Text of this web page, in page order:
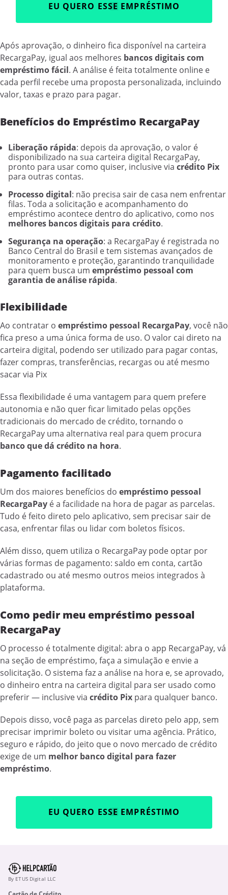
EU QUERO ESSE EMPRÉSTIMO
Após aprovação, o dinheiro fica disponível na carteira
RecargaPay, igual aos melhores bancos digitais com
empréstimo fácil. A análise é feita totalmente online e
cada perfil recebe uma proposta personalizada, incluindo
valor, taxas e prazo para pagar.
Benefícios do Empréstimo RecargaPay
Liberação rápida: depois da aprovação, o valor é
disponibilizado na sua carteira digital RecargaPay,
pronto para usar como quiser, inclusive via crédito Pix
para outras contas.
Processo digital: não precisa sair de casa nem enfrentar
filas. Toda a solicitação e acompanhamento do
empréstimo acontece dentro do aplicativo, como nos
melhores bancos digitais para crédito.
Segurança na operação: a RecargaPay é registrada no
Banco Central do Brasil e tem sistemas avançados de
monitoramento e proteção, garantindo tranquilidade
para quem busca um empréstimo pessoal com
garantia de análise rápida.
Flexibilidade
Ao contratar o empréstimo pessoal RecargaPay, você não
fica preso a uma única forma de uso. O valor cai direto na
carteira digital, podendo ser utilizado para pagar contas,
fazer compras, transferências, recargas ou até mesmo
sacar via Pix
Essa flexibilidade é uma vantagem para quem prefere
autonomia e não quer ficar limitado pelas opções
tradicionais do mercado de crédito, tornando o
RecargaPay uma alternativa real para quem procura
banco que dá crédito na hora.
Pagamento facilitado
Um dos maiores benefícios do empréstimo pessoal
RecargaPay é a facilidade na hora de pagar as parcelas.
Tudo é feito direto pelo aplicativo, sem precisar sair de
casa, enfrentar filas ou lidar com boletos físicos.
Além disso, quem utiliza o RecargaPay pode optar por
várias formas de pagamento: saldo em conta, cartão
cadastrado ou até mesmo outros meios integrados à
plataforma.
Como pedir meu empréstimo pessoal
RecargaPay
O processo é totalmente digital: abra o app RecargaPay, vá
na seção de empréstimo, faça a simulação e envie a
solicitação. O sistema faz a análise na hora e, se aprovado,
o dinheiro entra na carteira digital para ser usado como
preferir — inclusive via crédito Pix para qualquer banco.
Depois disso, você paga as parcelas direto pelo app, sem
precisar imprimir boleto ou visitar uma agência. Prático,
seguro e rápido, do jeito que o novo mercado de crédito
exige de um melhor banco digital para fazer
empréstimo.
EU QUERO ESSE EMPRÉSTIMO
By ETUS Digital LLC